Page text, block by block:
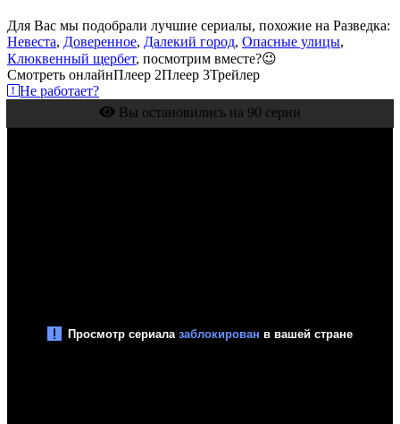
Для Вас мы подобрали лучшие сериалы, похожие на Разведка:
Невеста, Доверенное, Далекий город, Опасные улицы,
Клюквенный щербет, посмотрим вместе?😉
Смотреть онлайнПлеер 2Плеер 3Трейлер
Не работает?
Вы остановились на 90 серии